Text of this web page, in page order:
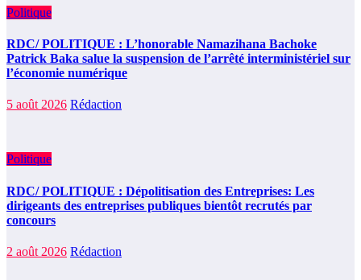
Politique
RDC/ POLITIQUE : L’honorable Namazihana Bachoke
Patrick Baka salue la suspension de l’arrêté interministériel sur
l’économie numérique
5 août 2026 Rédaction
Politique
RDC/ POLITIQUE : Dépolitisation des Entreprises: Les
dirigeants des entreprises publiques bientôt recrutés par
concours
2 août 2026 Rédaction